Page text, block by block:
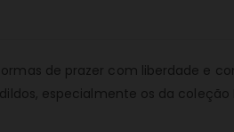
de prazer com liberdade e
especialmente os da coleção